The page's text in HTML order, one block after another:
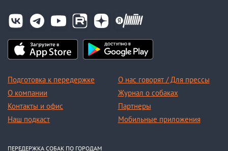
Подготовка к передержке
О компании
Контакты и офис
Наш подкаст
О нас говорят / Для прессы
Журнал о собаках
Партнеры
Мобильные приложения
ПЕРЕДЕРЖКА СОБАК ПО ГОРОДАМ